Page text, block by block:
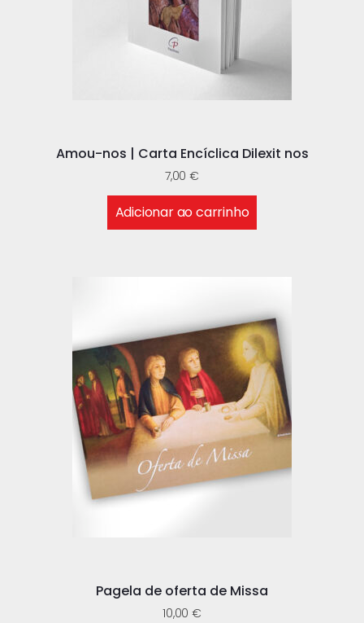
Amou-nos | Carta Encíclica Dilexit nos
7,00€
Adicionar ao carrinho
Pagela de oferta de Missa
10,00 €